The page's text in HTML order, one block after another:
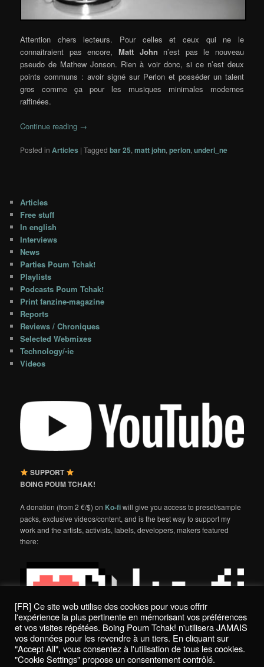
Attention chers lecteurs. Pour celles et ceux qui ne le
connaitraient pas encore, Matt John n’est pas le nouveau
pseudo de Mathew Jonson. Rien à voir donc, si ce n’est deux
points communs : avoir signé sur Perlon et posséder un talent
gros comme ça pour les musiques minimales modernes
raffinées.
Continue reading →
Posted in Articles |Tagged bar 25,matt john,perlon,underl_ne
Articles
Free stuff
In english
Interviews
News
Parties Poum Tchak!
Playlists
Podcasts Poum Tchak!
Print fanzine-magazine
Reports
Reviews / Chroniques
Selected Webmixes
Technology/-ie
Videos
SUPPORT
BOING POUM TCHAK!
A donation (from 2 €/$) on Ko-fiwill give you access to preset/sample
packs, exclusive videos/content, and is the best way to support my
work and the artists, activists, labels, developers, makers featured
there:
Politique de confidentialité / Privacy Policy
[FR] Ce site web utilise des cookies pour vous offrir
l'expérience la plus pertinente en mémorisant vos préférences
et vos visites répétées. Boing Poum Tchak! n'utilisera JAMAIS
vos données pour les revendre à un tiers. En cliquant sur
"Accept All", vous consentez à l'utilisation de tous les cookies.
"Cookie Settings" propose un consentement contrôlé.